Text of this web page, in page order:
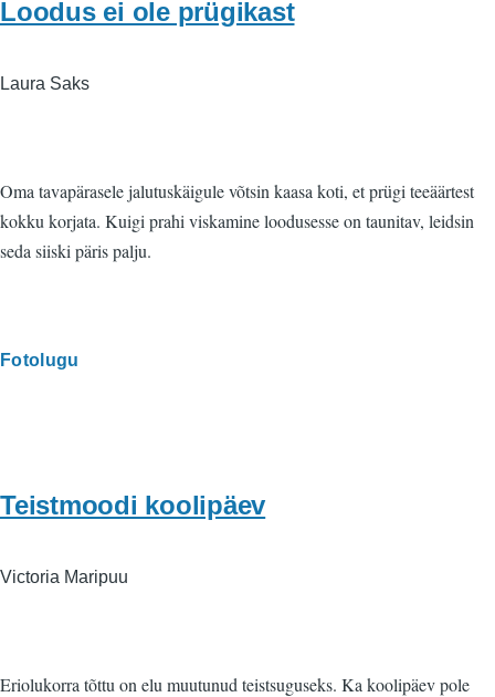
Loodus ei ole prügikast
Laura Saks
Oma tavapärasele jalutuskäigule võtsin kaasa koti, et prügi teeäärtest
kokku korjata. Kuigi prahi viskamine loodusesse on taunitav, leidsin
seda siiski päris palju.
Fotolugu
Teistmoodi koolipäev
Victoria Maripuu
Eriolukorra tõttu on elu muutunud teistsuguseks. Ka koolipäev pole